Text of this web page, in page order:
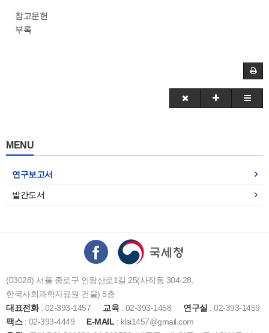
참고문헌
부록
MENU
연구보고서
발간도서
(03028) 서울 종로구 인왕산로1길 25(사직동 304-28,
한국사회과학자료원 건물) 5층
대표전화: 02-393-1457 교육: 02-393-1458 연구실 : 02-393-1459
팩스: 02-393-4449 E-MAIL : klsi1457@gmail.com